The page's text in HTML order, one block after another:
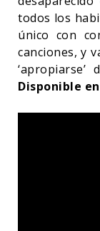
todos los
único con
canciones, y
Disponible en